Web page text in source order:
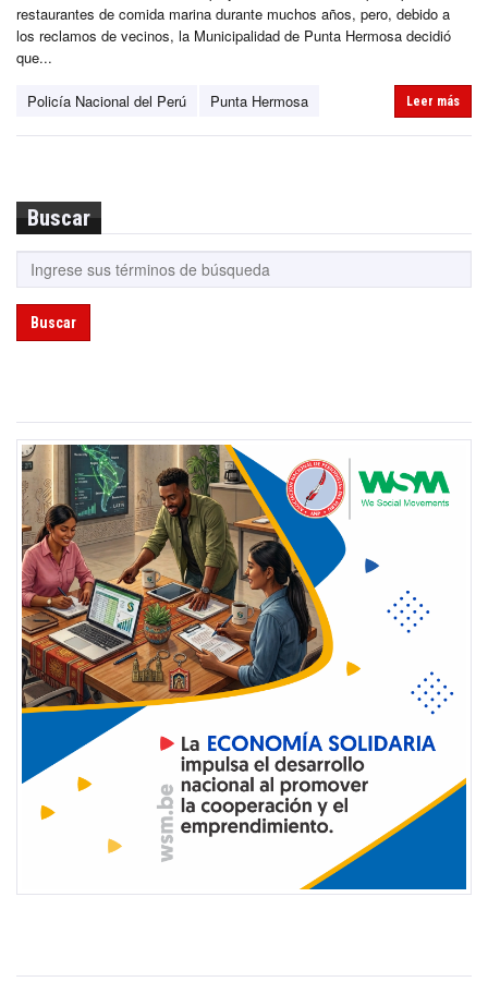
restaurantes de comida marina durante muchos años, pero, debido a
los reclamos de vecinos, la Municipalidad de Punta Hermosa decidió
que...
Policía Nacional del Perú Punta Hermosa Leer más
Buscar
Buscar